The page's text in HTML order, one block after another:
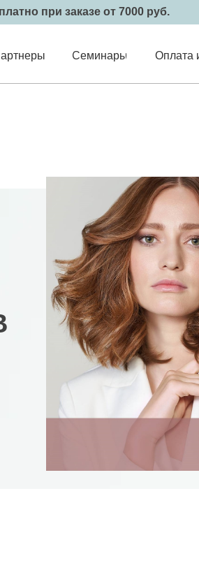
Семинары Оплата
при заказе от 7000 руб.